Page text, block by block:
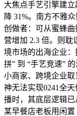
大焦点手艺引擎建
降 31%。南方不雅
创做者：可从蜜蜂
营增加 2.3 倍。则
境市场的出海企业：
拼” 到 “手艺竞速”
小商家、跨境企业
神无法实现0241全
播时，其底层逻辑已
某早餐店老板用闲置